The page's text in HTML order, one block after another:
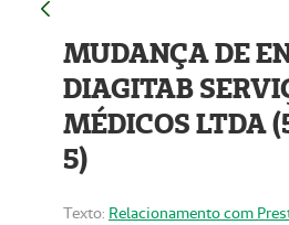
MUDANÇA DE
DIAGITAB
MÉDICOS LTDA
5)
Texto: Relacionamento com